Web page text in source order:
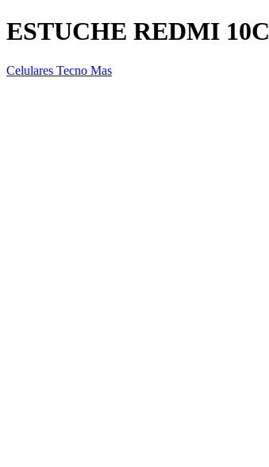
ESTUCHE REDMI 10C
Celulares Tecno Mas